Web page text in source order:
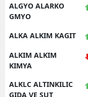
ALGYO ALARKO
GMYO
ALKA ALKIM KAGIT
ALKIM ALKIM
KIMYA
ALKLC ALTINKILIC
GIDA VE SUT